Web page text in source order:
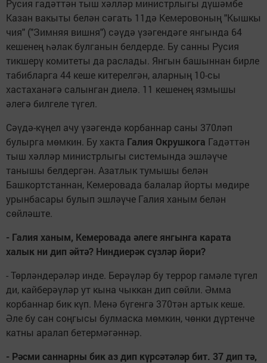
Русия гадәттән тыш хәлләр министрлыгы дүшәмбе
Казан вакыты белән сәгать 11дә Кемеровоның "Кышкы
чия" ("Зимняя вишня") сәүдә үзәгендәге янгында 64
кешенең һәлак булганын белдерде. Бу санны Русия
тикшерү комитеты да раслады. Янгын башыннан бирле
табибларга 44 кеше китерелгән, аларның 10-сы
хастаханәгә салынган диелә. 11 кешенең язмышы
әлегә билгеле түгел.
Сәүдә-күңел ачу үзәгендә корбаннар саны 370ләп
булырга мөмкин. Бу хакта Галия Окрушкога Гадәттән
тыш хәлләр министрлыгы системында эшләүче
танышы белдергән. Азатлык тумышы белән
Башкортстаннан, Кемеровада балалар йорты мөдире
урынбасары булып эшләүче Галия ханым белән
сөйләште.
- Галия ханым, Кемеровада әлеге янгынга карата
халык ни дип әйтә? Ниндиерәксүзләр йөри?
- Төрләндерәләр инде. Берәүләр бу террор гамәле түгел
ди, кайберәүләр ут кына чыккан дип сөйли. Әмма
корбаннар бик күп. Менә бүгенгә 370тән артык кеше.
Әле бу сан соңгысы булмаска мөмкин, чөнки дүртенче
катны аралап бетермәгәннәр.
- Рәсми саннарны бик аз дип күрсәтәләр бит. 37дип тә,